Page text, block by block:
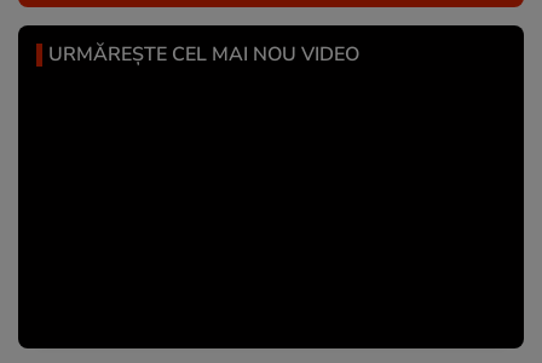
URMĂREȘTE CEL MAI NOU VIDEO